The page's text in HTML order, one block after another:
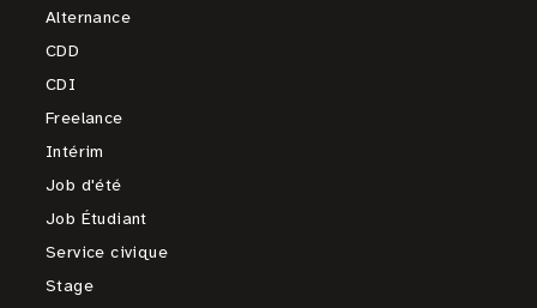
Alternance
CDD
CDI
Freelance
Intérim
Job d'été
Job Étudiant
Service civique
Stage